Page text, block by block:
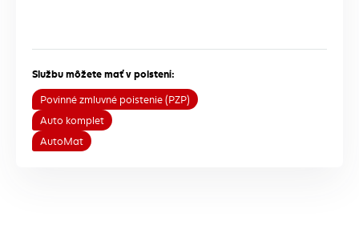
Službu môžete mať v poistení:
Povinné zmluvné poistenie (PZP)
Auto komplet
AutoMat